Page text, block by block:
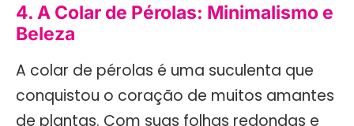
4. A Colar de Pérolas: Minimalismo e
Beleza
A colar de pérolas é uma suculenta que
conquistou o coração de muitos amantes
de plantas. Com suas folhas redondas e